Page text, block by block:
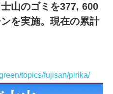
山のゴミを377, 600
を実施。現在の累計
topics/fujisan/pirika/